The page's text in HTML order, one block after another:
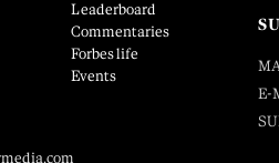
Leaderboard
Commentaries
Forbes life
Events
E-